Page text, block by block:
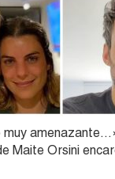
muy
Maite Orsini